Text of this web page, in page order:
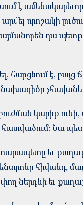
է ամենակարեւոր
որոշակի
դա
է, բայց
չհավանեք,
կարիք
հատվածում: Նա
եւ
հիվանդ,
ներդնի եւ